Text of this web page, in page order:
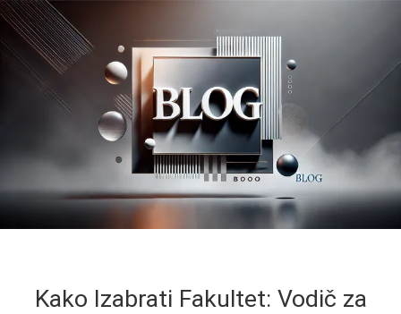
Kako Izabrati Fakultet: Vodič za